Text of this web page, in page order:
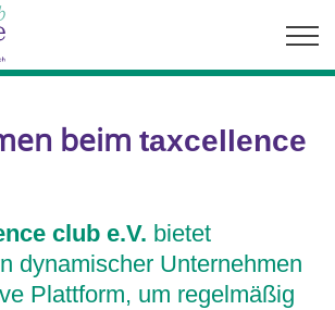
beim taxcellence
club e.V. bietet
dynamischer Unternehmen
Plattform, um regelmäßig